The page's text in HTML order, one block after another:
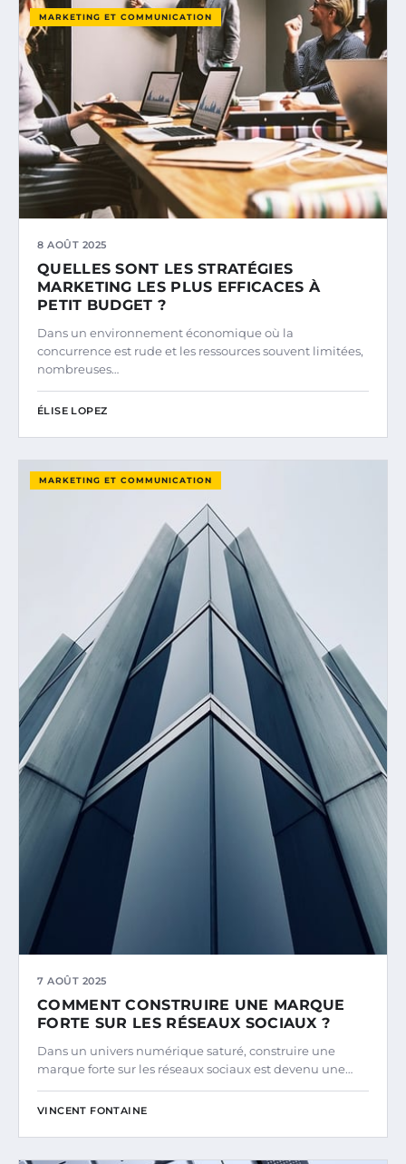
MARKETING ET COMMUNICATION
8 AOÛT 2025
QUELLES SONT LES STRATÉGIES
MARKETING LES PLUS EFFICACES À
PETIT BUDGET ?
Dans un environnement économique où la
concurrence est rude et les ressources souvent limitées,
nombreuses…
ÉLISE LOPEZ
MARKETING ET COMMUNICATION
7 AOÛT 2025
COMMENT CONSTRUIRE UNE MARQUE
FORTE SUR LES RÉSEAUX SOCIAUX ?
Dans un univers numérique saturé, construire une
marque forte sur les réseaux sociaux est devenu une…
VINCENT FONTAINE